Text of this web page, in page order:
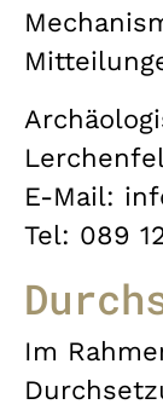
E-Mail:
Tel: 089
Im